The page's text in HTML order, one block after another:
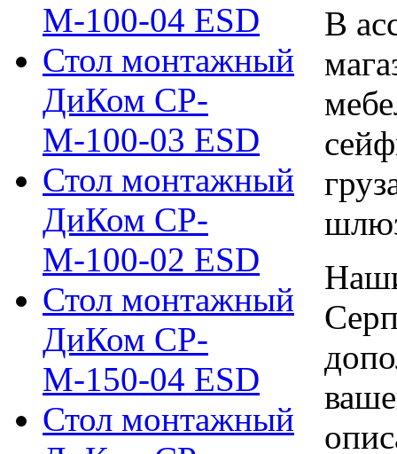
М-100-04 ESD
Стол монтажный
ДиКом СР-
М-100-03 ESD
Стол монтажный
ДиКом СР-
М-100-02 ESD
Стол монтажный
ДиКом СР-
М-150-04 ESD
Стол монтажный
В